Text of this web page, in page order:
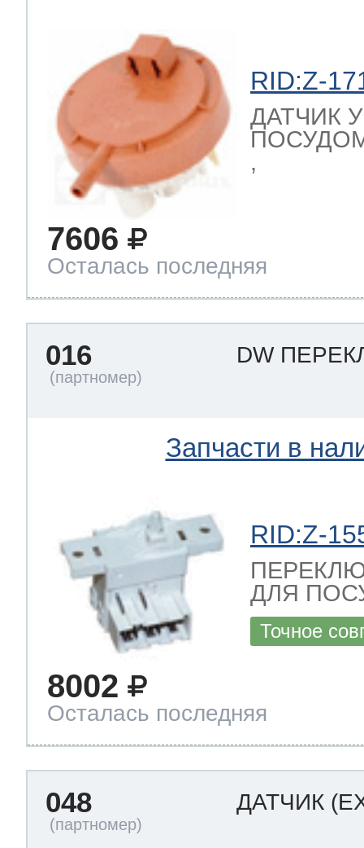
RID:Z-
ДАТЧИК
,
7606
Осталась последняя
016 DW
Запчасти в
RID:Z-
ДЛЯ
Точное
8002
Осталась последняя
048 ДАТЧИК